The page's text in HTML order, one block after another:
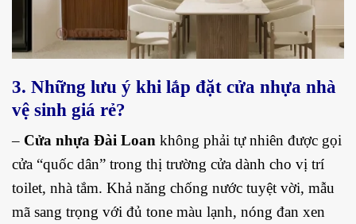
3. Những lưu ý khi lắp đặt cửa nhựa nhà
vệ sinh giá rẻ?
– Cửa nhựa Đài Loan không phải tự nhiên được gọi
cửa “quốc dân” trong thị trường cửa dành cho vị trí
toilet, nhà tắm. Khả năng chống nước tuyệt vời, mẫu
mã sang trọng với đủ tone màu lạnh, nóng đan xen